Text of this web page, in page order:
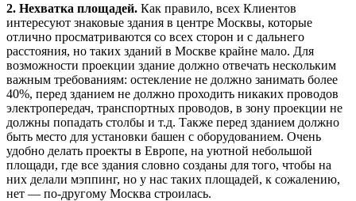
2. Нехватка площадей. Как правило, всех Клиентов
интересуют знаковые здания в центре Москвы, которые
отлично просматриваются со всех сторон и с дальнего
расстояния, но таких зданий в Москве крайне мало. Для
возможности проекции здание должно отвечать нескольким
важным требованиям: остекление не должно занимать более
40%, перед зданием не должно проходить никаких проводов
электропередач, транспортных проводов, в зону проекции не
должны попадать столбы и т.д. Также перед зданием должно
быть место для установки башен с оборудованием. Очень
удобно делать проекты в Европе, на уютной небольшой
площади, где все здания словно созданы для того, чтобы на
них делали мэппинг, но у нас таких площадей, к сожалению,
нет — по-другому Москва строилась.